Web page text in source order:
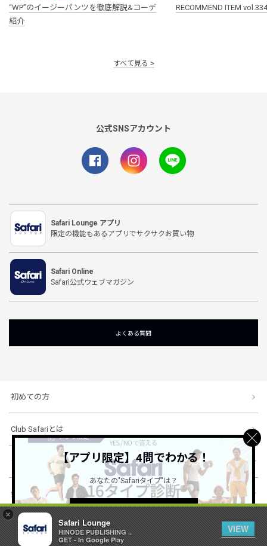
×
Safari Lounge
HINODE PUBLISHING ..
GET - In Google Play
VIEW
“WP”のイージーパンツを徹底解説&コーデ
紹介
RECOMMEND ITEM vol.334
すべて見る
公式SNSアカウント
Safari Lounge アプリ
限定の機能もあるアプリでサクサクお買い物
Safari Online
Safari公式ウェブマガジン
よくある質問
初めての方
Club Safariとは
ショッピングガイド
会社概要・規約
© 1996-2026 HINODE PUBLISHING co., ltd. All Rights Reserved.
【アプリ限定】4問でわかる！
あなたの"Safariタイプ"は？
詳しくはこちら ＞